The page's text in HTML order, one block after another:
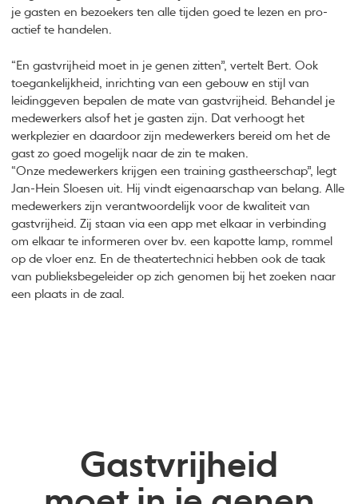
je gasten en bezoekers ten alle tijden goed te lezen en pro-
actief te handelen.
“En gastvrijheid moet in je genen zitten”, vertelt Bert. Ook
toegankelijkheid, inrichting van een gebouw en stijl van
leidinggeven bepalen de mate van gastvrijheid. Behandel je
medewerkers alsof het je gasten zijn. Dat verhoogt het
werkplezier en daardoor zijn medewerkers bereid om het de
gast zo goed mogelijk naar de zin te maken.
“Onze medewerkers krijgen een training gastheerschap”, legt
Jan-Hein Sloesen uit. Hij vindt eigenaarschap van belang. Alle
medewerkers zijn verantwoordelijk voor de kwaliteit van
gastvrijheid. Zij staan via een app met elkaar in verbinding
om elkaar te informeren over bv. een kapotte lamp, rommel
op de vloer enz. En de theatertechnici hebben ook de taak
van publieksbegeleider op zich genomen bij het zoeken naar
een plaats in de zaal.
Gastvrijheid